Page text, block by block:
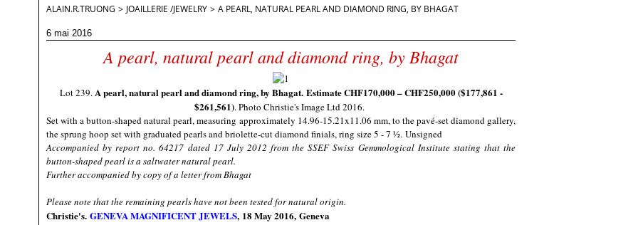
ALAIN.R.TRUONG > JOAILLERIE /JEWELRY > A PEARL, NATURAL PEARL AND DIAMOND RING, BY BHAGAT
6 mai 2016
A pearl, natural pearl and diamond ring, by Bhagat
Lot 239.A pearl, natural pearl and diamond ring, by Bhagat. Estimate CHF170,000 – CHF250,000($177,861 -
$261,561). Photo Christie's Image Ltd 2016.
Set with a button-shaped natural pearl, measuring approximately 14.96-15.21x11.06 mm, to the pavé-set diamond gallery,
the sprung hoop set with graduated pearls and briolette-cut diamond finials, ring size 5 - 7 ½. Unsigned
Accompanied by report no. 64217 dated 17 July 2012 from the SSEF Swiss Gemmological Institute stating that the
button-shaped pearl is a saltwater natural pearl.
Further accompanied by copy of a letter from Bhagat
Please note that the remaining pearls have not been tested for natural origin.
Christie's. GENEVA MAGNIFICENT JEWELS, 18 May 2016, Geneva